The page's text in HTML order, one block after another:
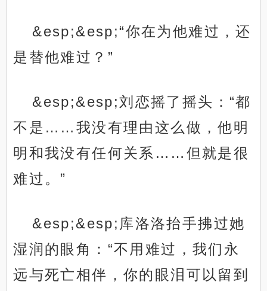
&esp;&esp;“你在为他难过，还
是替他难过？”
&esp;&esp;刘恋摇了摇头：“都
不是……我没有理由这么做，他明
明和我没有任何关系……但就是很
难过。”
&esp;&esp;库洛洛抬手拂过她
湿润的眼角：“不用难过，我们永
远与死亡相伴，你的眼泪可以留到